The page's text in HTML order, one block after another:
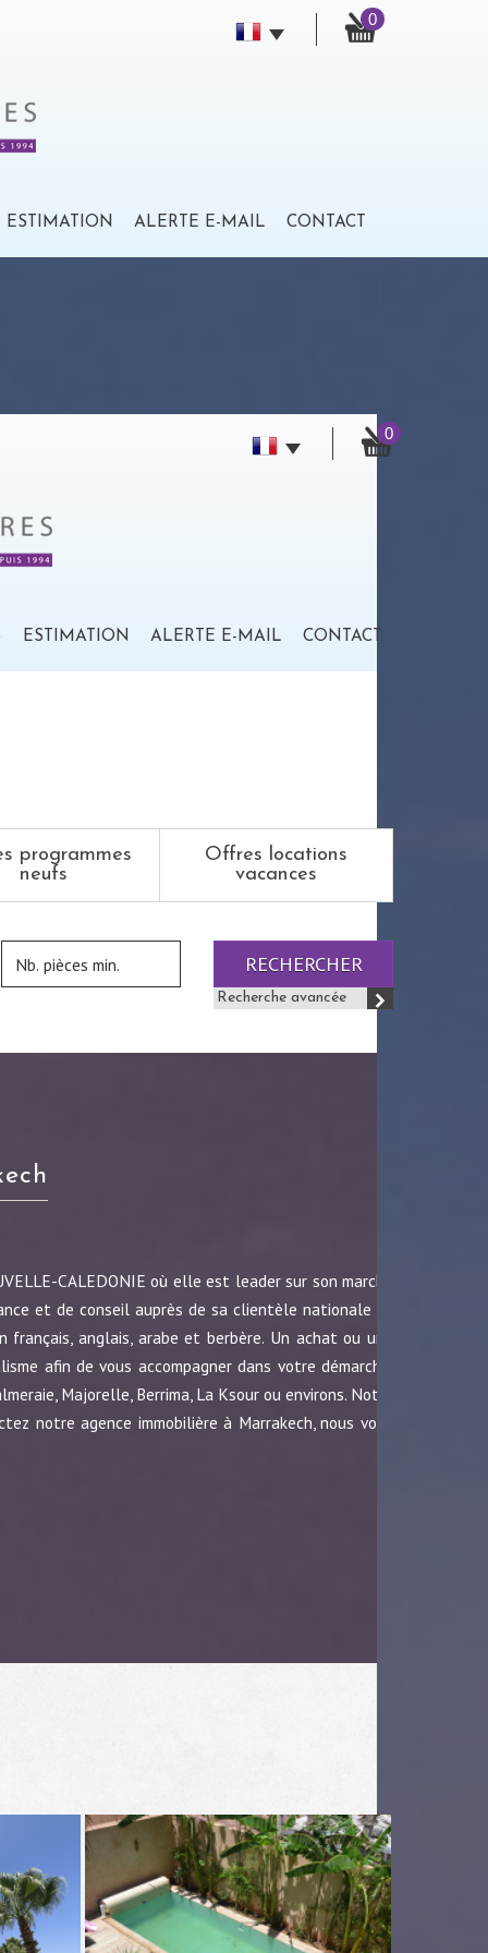
0
ESTIMATION ALERTE E-MAIL CONTACT
0
ESTIMATION ALERTE E-MAIL CONTACT
programmes
neufs
Offres locations
vacances
RECHERCHER
Recherche avancée
CALEDONIE où elle est leader sur son marché
et de conseil auprès de sa clientèle nationale et
anglais, arabe et berbère. Un achat ou une
afin de vous accompagner dans votre démarche.
Majorelle, Berrima, La Ksour ou environs. Notre
notre agence immobilière à Marrakech, nous vous